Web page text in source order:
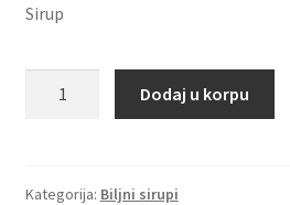
Sirup
količina
Dodaj u korpu
Kategorija: Biljni sirupi